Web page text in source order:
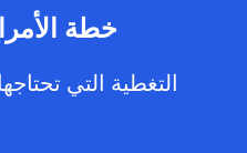
خطة
التغطية التي